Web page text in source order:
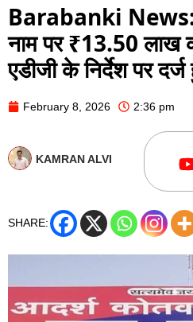
Barabanki News:
नाम पर ₹13.50 लाख
एडीजी के निर्देश पर
February 8, 2026 2:36 pm
KAMRAN ALVI
SHARE: